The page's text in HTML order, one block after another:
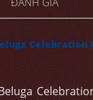
Celebration